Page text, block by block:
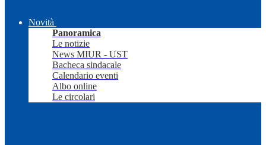
Novità
Panoramica
Le notizie
News MIUR - UST
Bacheca sindacale
Calendario eventi
Albo online
Le circolari